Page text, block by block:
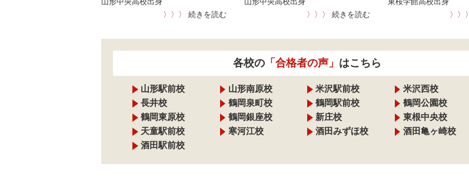
〉〉〉
続きを読む
〉〉〉
続きを読む
〉〉〉
各校の 「合格者の声」 はこちら
山形駅前校 山形南原校 米沢駅前校
米沢西校
長井校
鶴岡泉町校 鶴岡駅前校
鶴岡公園校
鶴岡東原校
鶴岡銀座校 新庄校
東根中央校
天童駅前校
寒河江校 酒田みずほ校
酒田亀ヶ崎校
酒田駅前校